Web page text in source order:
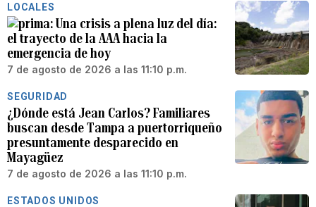
LOCALES
Una crisis a plena luz del día:
el trayecto de la AAA hacia la
emergencia de hoy
7 de agosto de 2026 a las 11:10 p.m.
SEGURIDAD
¿Dónde está Jean Carlos? Familiares
buscan desde Tampa a puertorriqueño
presuntamente desparecido en
Mayagüez
7 de agosto de 2026 a las 11:10 p.m.
ESTADOS UNIDOS